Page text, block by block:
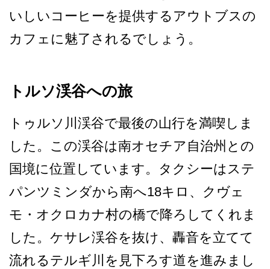
いしいコー­ヒーを提供するアウトブスの
カフェに魅了されるでし­ょう。
トルソ渓谷への旅
トゥルソ川渓谷で最後の山行­を満喫しま
した。この渓谷は南オセチア自治州との
国­境に位置しています。タクシーはステ
パンツミンダか­ら南へ18キロ、クヴェ
モ・オクロカナ村の橋で降ろ­してくれま
した。ケサレ渓谷を抜け、轟音を立てて
流­れるテルギ川を見下ろす道を進みまし